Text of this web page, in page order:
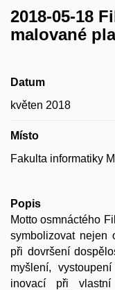
2018-05-18
malované
Datum
květen 2018
Místo
Fakulta informatiky
Popis
Motto osmnáctého
symbolizovat nejen
při dovršení
myšlení,
inovací při